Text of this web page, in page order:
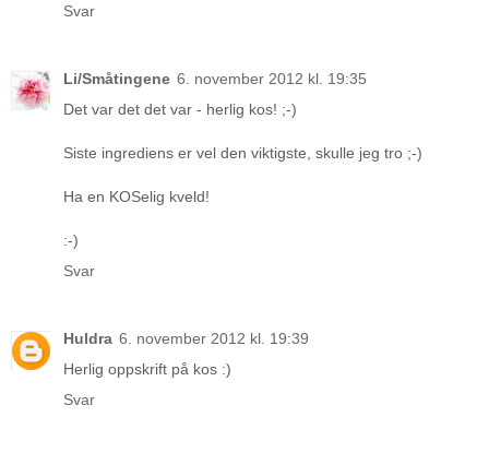
Svar
Li/Småtingene 6. november 2012 kl. 19:35
Det var det det var - herlig kos! ;-)
Siste ingrediens er vel den viktigste, skulle jeg tro ;-)
Ha en KOSelig kveld!
:-)
Svar
Huldra 6. november 2012 kl. 19:39
Herlig oppskrift på kos :)
Svar